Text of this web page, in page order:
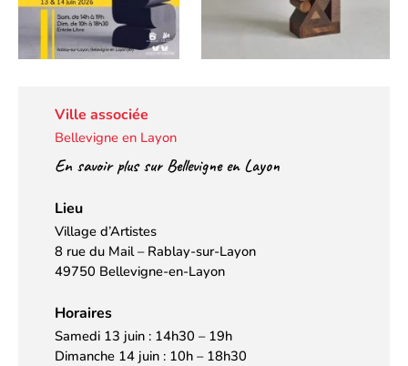
Ville associée
Bellevigne en Layon
En savoir plus sur Bellevigne en Layon
Lieu
Village d’Artistes
8 rue du Mail – Rablay-sur-Layon
49750 Bellevigne-en-Layon
Horaires
Samedi 13 juin : 14h30 – 19h
Dimanche 14 juin : 10h – 18h30